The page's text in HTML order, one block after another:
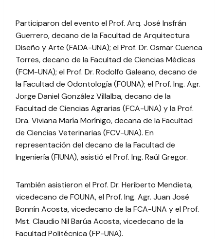
Participaron del evento el Prof. Arq. José Insfrán
Guerrero, decano de la Facultad de Arquitectura
Diseño y Arte (FADA-UNA); el Prof. Dr. Osmar Cuenca
Torres, decano de la Facultad de Ciencias Médicas
(FCM-UNA); el Prof. Dr. Rodolfo Galeano, decano de
la Facultad de Odontología (FOUNA); el Prof. Ing. Agr.
Jorge Daniel González Villalba, decano de la
Facultad de Ciencias Agrarias (FCA-UNA) y la Prof.
Dra. Viviana María Morínigo, decana de la Facultad
de Ciencias Veterinarias (FCV-UNA). En
representación del decano de la Facultad de
Ingeniería (FIUNA), asistió el Prof. Ing. Raúl Gregor.
También asistieron el Prof. Dr. Heriberto Mendieta,
vicedecano de FOUNA, el Prof. Ing. Agr. Juan José
Bonnín Acosta, vicedecano de la FCA-UNA y el Prof.
Mst. Claudio Nil Barúa Acosta, vicedecano de la
Facultad Politécnica (FP-UNA).